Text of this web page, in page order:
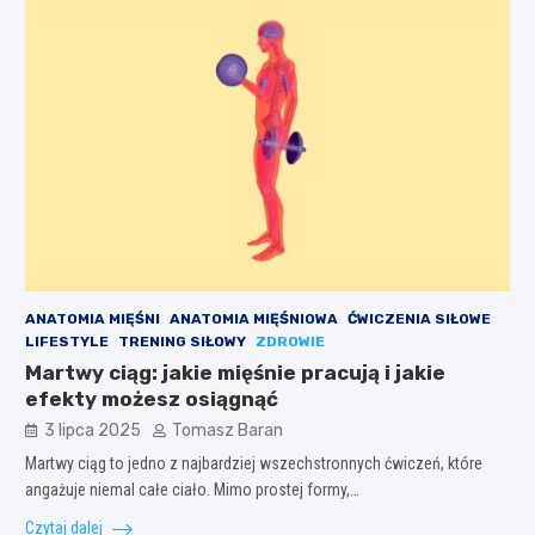
ANATOMIA MIĘŚNI ANATOMIA MIĘŚNIOWA ĆWICZENIA SIŁOWE
LIFESTYLE
TRENING SIŁOWY ZDROWIE
Martwy ciąg: jakie mięśnie pracują i jakie
efekty możesz osiągnąć
3 lipca 2025 Tomasz Baran
Martwy ciąg to jedno z najbardziej wszechstronnych ćwiczeń, które
angażuje niemal całe ciało. Mimo prostej formy,…
Czytaj dalej